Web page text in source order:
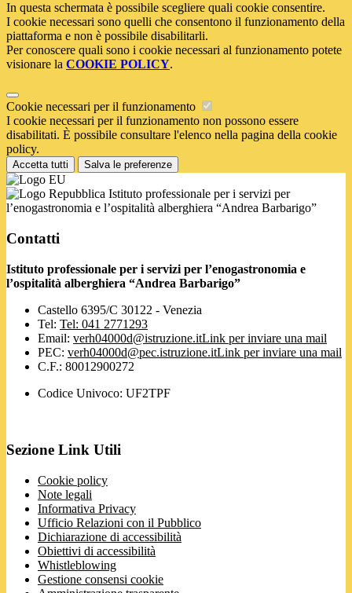
In questa schermata è possibile scegliere quali cookie consentire.
I cookie necessari sono quelli che consentono il funzionamento della
piattaforma e non è possibile disabilitarli.
Per conoscere quali sono i cookie necessari al funzionamento potete
visionare la COOKIE POLICY.
Cookie necessari per il funzionamento
I cookie necessari per il funzionamento non possono essere
disabilitati. È possibile consultare l'elenco nella pagina della cookie
policy.
Accetta tutti Salva le preferenze
Istituto professionale per i servizi per
l’enogastronomia e l’ospitalità alberghiera “Andrea Barbarigo”
Contatti
Istituto professionale per i servizi per l’enogastronomia e
l’ospitalità alberghiera “Andrea Barbarigo”
Castello 6395/C 30122 - Venezia
Tel: Tel: 041 2771293
Email: verh04000d@istruzione.itLink per inviare una mail
PEC: verh04000d@pec.istruzione.itLink per inviare una mail
C.F.: 80012900272
Codice Univoco: UF2TPF
Sezione Link Utili
Cookie policy
Note legali
Informativa Privacy
Ufficio Relazioni con il Pubblico
Dichiarazione di accessibilità
Obiettivi di accessibilità
Whistleblowing
Gestione consensi cookie